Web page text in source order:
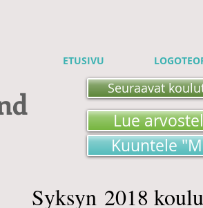
ETUSIVU
Seuraavat
Lue
Kuuntele
Syksyn 2018